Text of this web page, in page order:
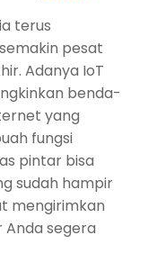
terus
pesat
Adanya IoT
benda-
yang
fungsi
pintar bisa
sudah hampir
mengirimkan
Anda segera